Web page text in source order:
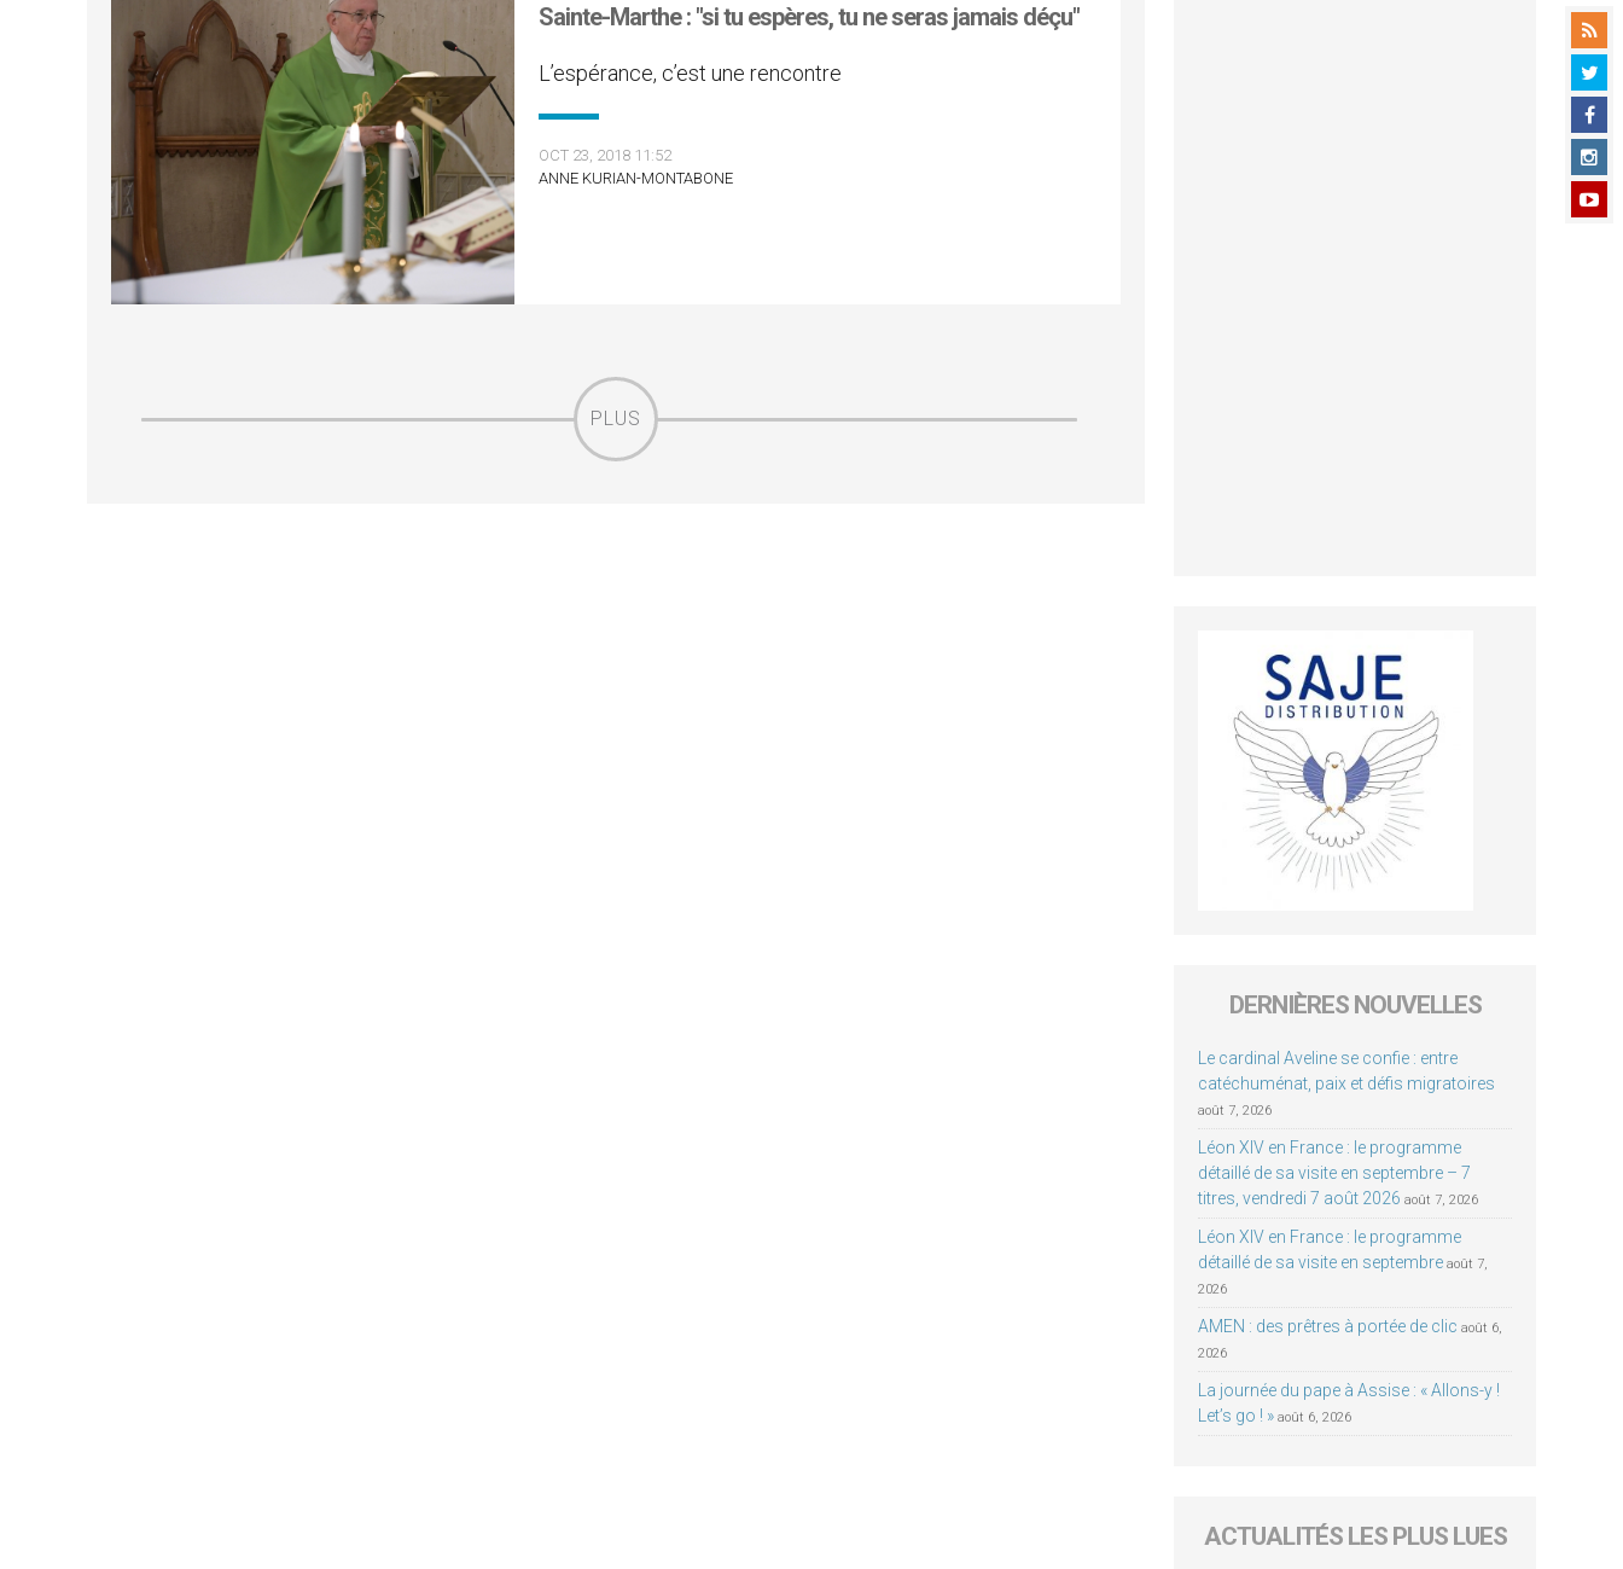
Sainte-Marthe : "si tu espères, tu ne seras jamais déçu"
L’espérance, c’est une rencontre
OCT 23, 2018 11:52
ANNE KURIAN-MONTABONE
PLUS
DERNIÈRES NOUVELLES
Le cardinal Aveline se confie : entre
catéchuménat, paix et défis migratoires
août 7, 2026
Léon XIV en France : le programme
détaillé de sa visite en septembre – 7
titres, vendredi 7 août 2026 août 7, 2026
Léon XIV en France : le programme
détaillé de sa visite en septembre août 7,
2026
AMEN : des prêtres à portée de clic août 6,
2026
La journée du pape à Assise : « Allons-y !
Let’s go ! » août 6, 2026
ACTUALITÉS LES PLUS LUES